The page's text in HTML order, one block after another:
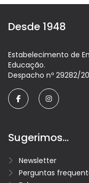
Desde 1948
Estabelecimento de
Educação.
Despacho nº 29282/
facebookinstagram
Sugerimos...
Newsletter
Perguntas